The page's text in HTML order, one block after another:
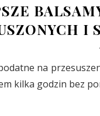
I
na
kilka godzin bez